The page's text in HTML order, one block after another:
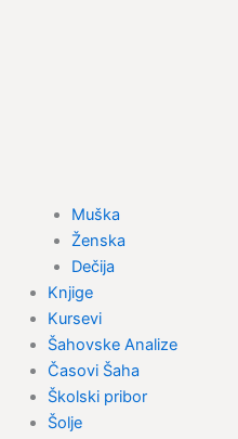
Muška
Ženska
Dečija
Knjige
Kursevi
Šahovske Analize
Časovi Šaha
Školski pribor
Šolje